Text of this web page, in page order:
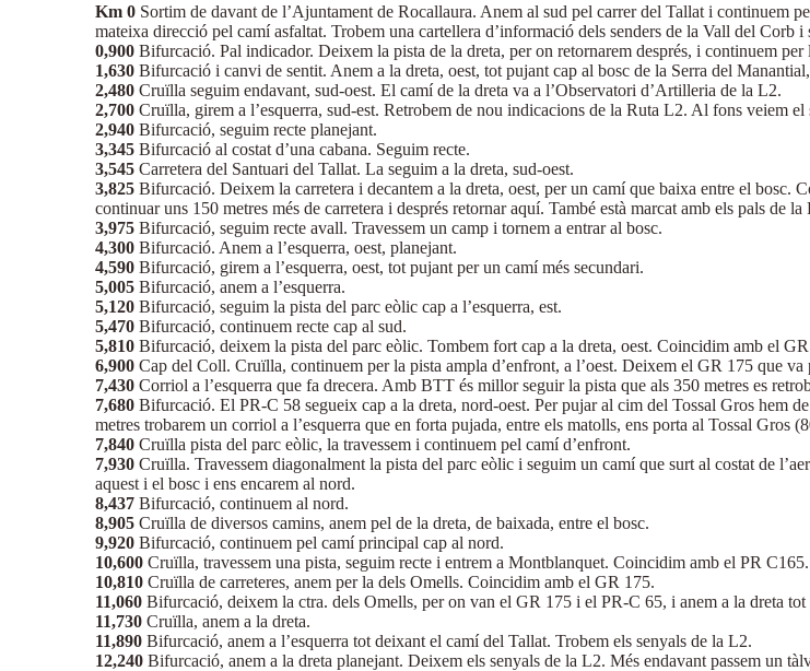
Km 0 Sortim de davant de l’Ajuntament de Rocallaura. Anem al sud pel carrer del Tallat i continuem
mateixa direcció pel camí asfaltat. Trobem una cartellera d’informació dels senders de la Vall del Corb
0,900 Bifurcació. Pal indicador. Deixem la pista de la dreta, per on retornarem després, i continuem per
1,630 Bifurcació i canvi de sentit. Anem a la dreta, oest, tot pujant cap al bosc de la Serra del
2,480 Cruïlla seguim endavant, sud-oest. El camí de la dreta va a l’Observatori d’Artilleria de la L2.
2,700 Cruïlla, girem a l’esquerra, sud-est. Retrobem de nou indicacions de la Ruta L2. Al fons veiem el
2,940 Bifurcació, seguim recte planejant.
3,345 Bifurcació al costat d’una cabana. Seguim recte.
3,545 Carretera del Santuari del Tallat. La seguim a la dreta, sud-oest.
3,825 Bifurcació. Deixem la carretera i decantem a la dreta, oest, per un camí que baixa entre el
continuar uns 150 metres més de carretera i després retornar aquí. També està marcat amb els pals de la
3,975 Bifurcació, seguim recte avall. Travessem un camp i tornem a entrar al bosc.
4,300 Bifurcació. Anem a l’esquerra, oest, planejant.
4,590 Bifurcació, girem a l’esquerra, oest, tot pujant per un camí més secundari.
5,005 Bifurcació, anem a l’esquerra.
5,120 Bifurcació, seguim la pista del parc eòlic cap a l’esquerra, est.
5,470 Bifurcació, continuem recte cap al sud.
5,810 Bifurcació, deixem la pista del parc eòlic. Tombem fort cap a la dreta, oest. Coincidim amb el
6,900 Cap del Coll. Cruïlla, continuem per la pista ampla d’enfront, a l’oest. Deixem el GR 175 que va
7,430 Corriol a l’esquerra que fa drecera. Amb BTT és millor seguir la pista que als 350 metres es
7,680 Bifurcació. El PR-C 58 segueix cap a la dreta, nord-oest. Per pujar al cim del Tossal Gros hem
metres trobarem un corriol a l’esquerra que en forta pujada, entre els matolls, ens porta al Tossal Gros
7,840 Cruïlla pista del parc eòlic, la travessem i continuem pel camí d’enfront.
7,930 Cruïlla. Travessem diagonalment la pista del parc eòlic i seguim un camí que surt al costat de
aquest i el bosc i ens encarem al nord.
8,437 Bifurcació, continuem al nord.
8,905 Cruïlla de diversos camins, anem pel de la dreta, de baixada, entre el bosc.
9,920 Bifurcació, continuem pel camí principal cap al nord.
10,600 Cruïlla, travessem una pista, seguim recte i entrem a Montblanquet. Coincidim amb el PR
10,810 Cruïlla de carreteres, anem per la dels Omells. Coincidim amb el GR 175.
11,060 Bifurcació, deixem la ctra. dels Omells, per on van el GR 175 i el PR-C 65, i anem a la dreta tot
11,730 Cruïlla, anem a la dreta.
11,890 Bifurcació, anem a l’esquerra tot deixant el camí del Tallat. Trobem els senyals de la L2.
12,240 Bifurcació, anem a la dreta planejant. Deixem els senyals de la L2. Més endavant passem un